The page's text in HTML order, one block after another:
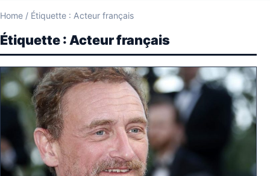
Home / Étiquette : Acteur français
Étiquette : Acteur français